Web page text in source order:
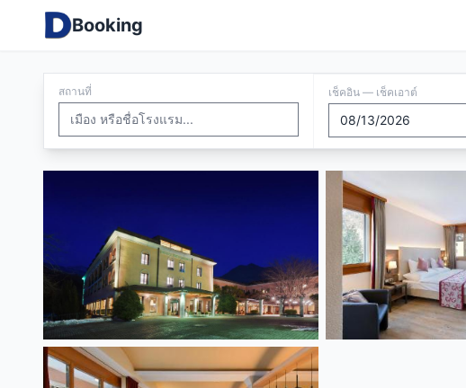
Booking
สถานที่ เช็คอิน — เช็คเอาต์